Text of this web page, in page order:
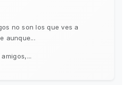
no son los que ves a
aunque...